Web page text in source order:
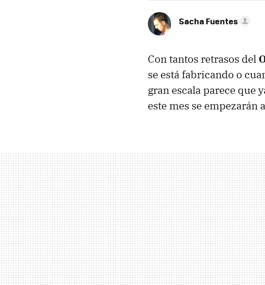
Sacha Fuentes
Con tantos retrasos del
se está fabricando o
gran escala parece que
este mes se